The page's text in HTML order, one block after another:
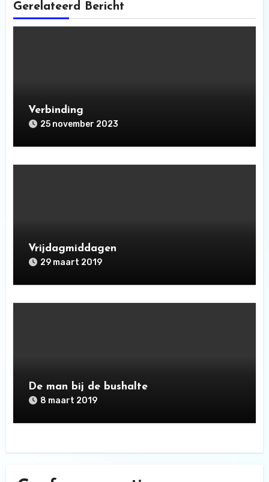
Gerelateerd Bericht
Verbinding
25 november 2023
Vrijdagmiddagen
29 maart 2019
De man bij de bushalte
8 maart 2019